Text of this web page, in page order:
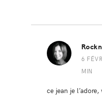
6
MIN
ce jean je